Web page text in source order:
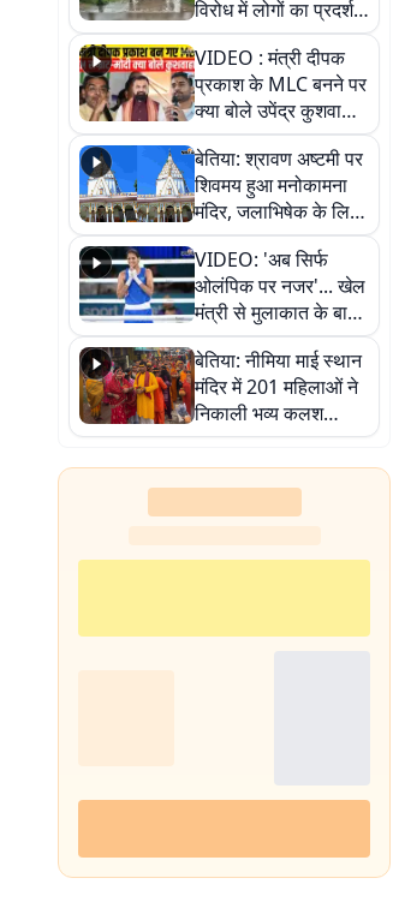
विरोध में लोगों का प्रदर्शन,
स्थायी समाधान की मांग
VIDEO : मंत्री दीपक
प्रकाश के MLC बनने पर
क्या बोले उपेंद्र कुशवाहा,
सुनिए
बेतिया: श्रावण अष्टमी पर
शिवमय हुआ मनोकामना
मंदिर, जलाभिषेक के लिए
लगी लंबी कतारें
VIDEO: 'अब सिर्फ
ओलंपिक पर नजर'... खेल
मंत्री से मुलाकात के बाद
जैसमीन लंबोरिया का बड़ा
बयान
बेतिया: नीमिया माई स्थान
मंदिर में 201 महिलाओं ने
निकाली भव्य कलश
शोभायात्रा, शिवलिंग
प्राण-प्रतिष्ठा महोत्सव
शुरू